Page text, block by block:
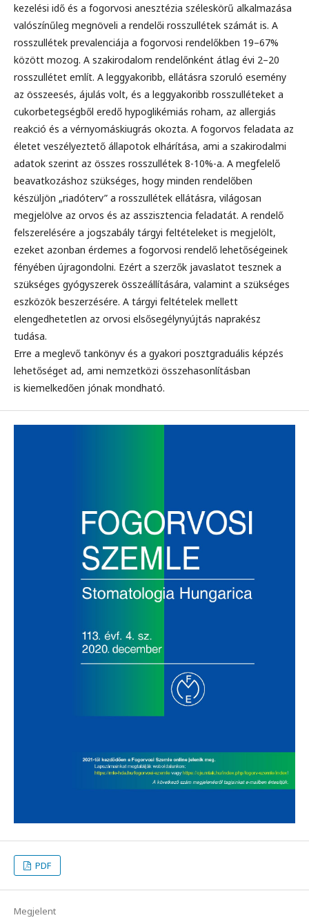
kezelési idő és a fogorvosi anesztézia széleskörű alkalmazása
valószínűleg megnöveli a rendelői rosszullétek számát is. A
rosszullétek prevalenciája a fogorvosi rendelőkben 19–67%
között mozog. A szakirodalom rendelőnként átlag évi 2–20
rosszullétet említ. A leggyakoribb, ellátásra szoruló esemény
az összeesés, ájulás volt, és a leggyakoribb rosszulléteket a
cukorbetegségből eredő hypoglikémiás roham, az allergiás
reakció és a vérnyomáskiugrás okozta. A fogorvos feladata az
életet veszélyeztető állapotok elhárítása, ami a szakirodalmi
adatok szerint az összes rosszullétek 8-10%-a. A megfelelő
beavatkozáshoz szükséges, hogy minden rendelőben
készüljön „riadóterv” a rosszullétek ellátásra, világosan
megjelölve az orvos és az asszisztencia feladatát. A rendelő
felszerelésére a jogszabály tárgyi feltételeket is megjelölt,
ezeket azonban érdemes a fogorvosi rendelő lehetőségeinek
fényében újragondolni. Ezért a szerzők javaslatot tesznek a
szükséges gyógyszerek összeállítására, valamint a szükséges
eszközök beszerzésére. A tárgyi feltételek mellett
elengedhetetlen az orvosi elsősegélynyújtás naprakész
tudása.
Erre a meglevő tankönyv és a gyakori posztgraduális képzés
lehetőséget ad, ami nemzetközi összehasonlításban
is kiemelkedően jónak mondható.
PDF
Megjelent